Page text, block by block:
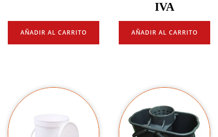
AÑADIR AL CARRITO
IVA
AÑADIR AL CARRITO